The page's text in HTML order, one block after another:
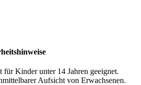
Kinder unter 14 Jahren geeignet.
Aufsicht von Erwachsenen.